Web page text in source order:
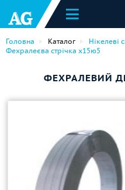
Головна Каталог Нікелеві
Фехралеєва стрічка х15ю5
ФЕХРАЛЕВИЙ